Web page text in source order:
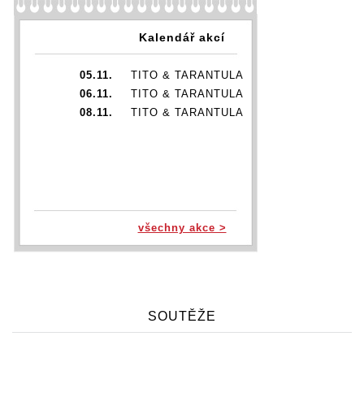
Kalendář akcí
05.11.
TITO & TARANTULA
06.11.
TITO & TARANTULA
08.11.
TITO & TARANTULA
všechny akce >
SOUTĚŽE